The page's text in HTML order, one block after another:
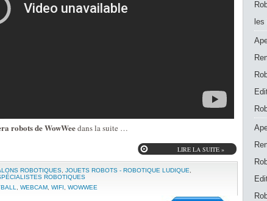
robots de WowWeedans la suite …
LIRE LA SUITE »
ROBOTIQUES JOUETS ROBOTS - ROBOTIQUE LUDIQUE
ROBOTIQUES
WEBCAM WIFI WOWWEE